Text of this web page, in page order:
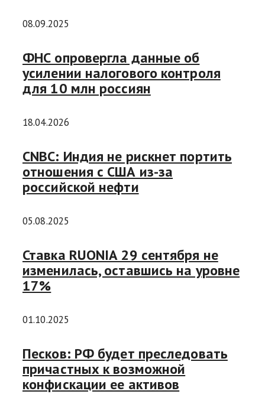
08.09.2025
ФНС опровергла данные об
усилении налогового контроля
для 10 млн россиян
18.04.2026
CNBC: Индия не рискнет портить
отношения с США из-за
российской нефти
05.08.2025
Ставка RUONIA 29 сентября не
изменилась, оставшись на уровне
17%
01.10.2025
Песков: РФ будет преследовать
причастных к возможной
конфискации ее активов